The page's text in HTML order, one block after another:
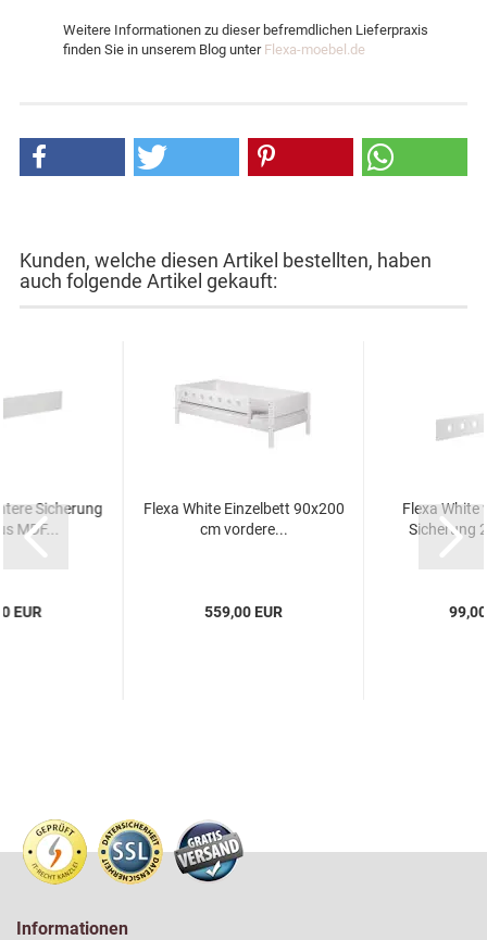
Weitere Informationen zu dieser befremdlichen Lieferpraxis
finden Sie in unserem Blog unter Flexa-moebel.de
Kunden, welche diesen Artikel bestellten, haben
auch folgende Artikel gekauft:
Sicherung
MDF...
EUR
Flexa White Einzelbett 90x200
cm vordere...
559,00 EUR
Flexa White
Sicherung
Informationen